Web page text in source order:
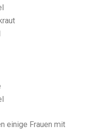
einige Frauen mit